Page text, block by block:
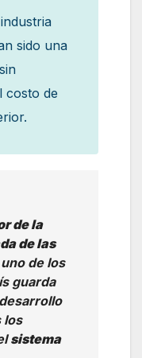
sido una
costo de
de la
de las
de los
guarda
los
sistema